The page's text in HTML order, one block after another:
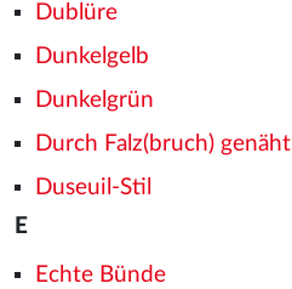
Dublüre
Dunkelgelb
Dunkelgrün
Durch Falz(bruch) genäht
Duseuil-Stil
E
Echte Bünde